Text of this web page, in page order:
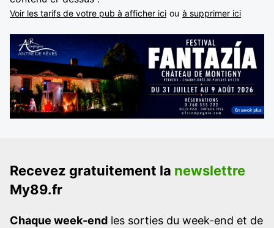
Voir les tarifs de votre pub à afficher ici ou à supprimer ici
Recevez gratuitement la newslettre
My89.fr
Chaque week-end les sorties du week-end et de